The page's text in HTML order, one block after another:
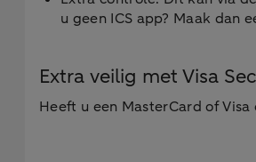
u geen ICS app? Maak dan
Extra veilig met Visa
Heeft u een MasterCard of